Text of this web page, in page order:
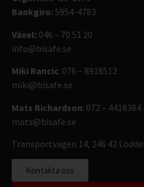
Bankgiro: 5954-4783
Växel: 046 – 70 51 20
info@bisafe.se
Miki Rancic: 076 – 8918512
miki@bisafe.se
Mats Richardson: 072 – 4418384
mats@bisafe.se
Transportvägen 14, 246 42
Kontakta oss